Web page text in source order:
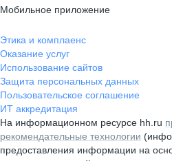
Мобильное приложение
Этика и комплаенс
Оказание услуг
Использование сайтов
Защита персональных данных
Пользовательское соглашение
ИТ аккредитация
На информационном ресурсе hh.ru
рекомендательные технологии
предоставления информации на